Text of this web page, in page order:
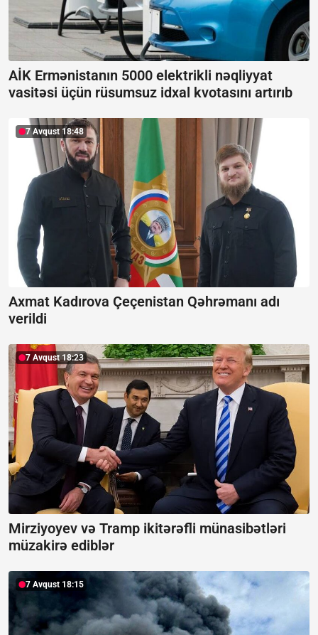
AİK Ermənistanın 5000 elektrikli nəqliyyat
vasitəsi üçün rüsumsuz idxal kvotasını artırıb
7 Avqust 18:48
Axmat Kadırova Çeçenistan Qəhrəmanı adı
verildi
7 Avqust 18:23
Mirziyoyev və Tramp ikitərəfli münasibətləri
müzakirə ediblər
7 Avqust 18:15